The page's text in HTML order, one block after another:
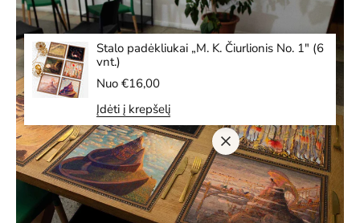
Stalo padėkliukai „M. K. Čiurlionis No. 1" (6
vnt.)
Į
r
a
s
t
a
k
a
i
Nuo €16,00
Įdėti į krepšelį